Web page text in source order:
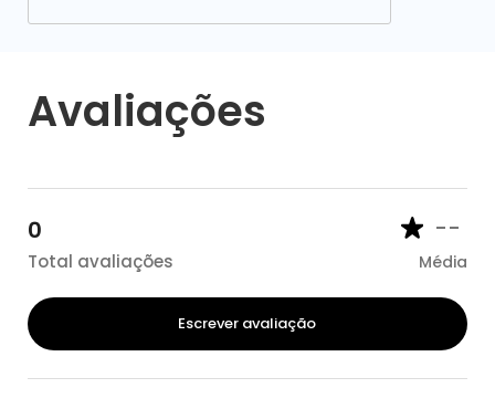
Avaliações
0
Total avaliações
--
Média
Escrever avaliação